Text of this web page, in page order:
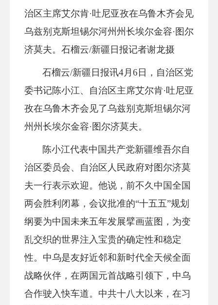
治区主席艾尔肯·吐尼亚孜在乌鲁木齐会见
乌兹别克斯坦锡尔河州州长埃尔金容·图尔
济莫夫。石榴云/新疆日报记者谢龙摄
石榴云/新疆日报讯4月6日，自治区党
委书记陈小江、自治区主席艾尔肯·吐尼亚
孜在乌鲁木齐会见了乌兹别克斯坦锡尔河
州州长埃尔金容·图尔济莫夫。
陈小江代表中国共产党新疆维吾尔自
治区委员会、自治区人民政府对图尔济莫
夫一行表示欢迎。他说，前不久中国全国
两会胜利闭幕，会议批准的“十五五”规划
纲要为中国未来五年发展擘画蓝图，为变
乱交织的世界注入宝贵的确定性和稳定
性。中乌是友好近邻和新时代全天候全面
战略伙伴，在两国元首战略引领下，中乌
合作驶入快车道。中共十八大以来，在习